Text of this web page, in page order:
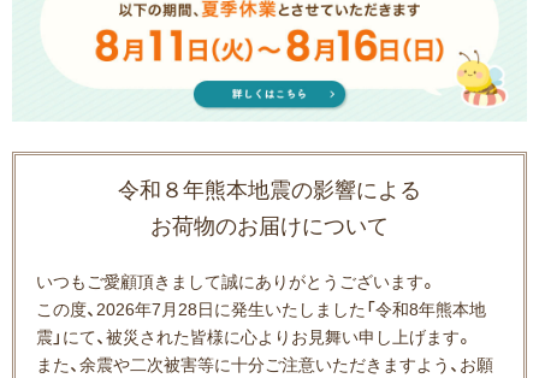
令和８年熊本地震の影響による
お荷物のお届けについて
いつもご愛顧頂きまして誠にありがとうございます。
この度、2026年7月28日に発生いたしました「令和8年熊本地
震」にて、被災された皆様に心よりお見舞い申し上げます。
また、余震や二次被害等に十分ご注意いただきますよう、お願